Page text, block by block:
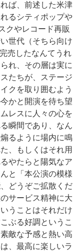
ば、前述した米津
るシティポップや
クやレコード再販
世代（そちら向け
売したなんてうれ
れ、その層は実に
たちが、ステージ
クを取り囲むよう
かと開演を待ち望
レスに人々の心を
瞬間であり、なん
るように場内に鳴
、もしくはそれ用
やたらと陽気なア
と「本公演の模様
どうぞご拡散くだ
サービス精神に大
うことはそれだけ
ぶる好調というこ
敵な予感と熱い高
、最高に楽しいラ